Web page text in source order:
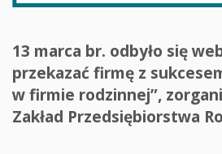
13 marca br. odbyło się
przekazać firmę z
w firmie rodzinnej”,
Zakład Przedsiębiorstwa